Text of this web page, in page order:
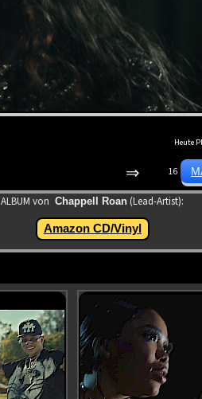
Heute
⇒ 16
ALBUM von Chappell Roan (Lead-Artist):
Amazon CD/Vinyl